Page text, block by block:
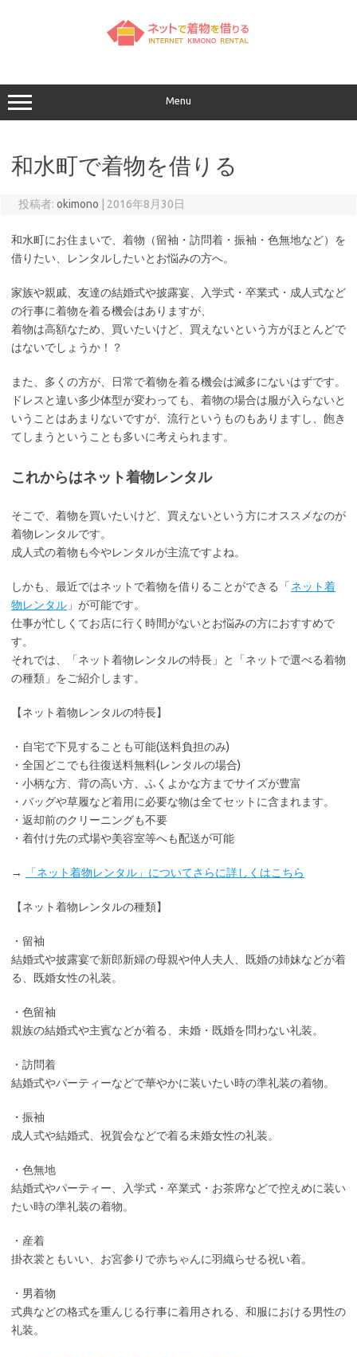
キ
ッ
プ
Menu
和水町で着物を借りる
投稿者: okimono 2016年8月30日
和水町にお住まいで、着物（留袖・訪問着・振袖・色無地など）を
借りたい、レンタルしたいとお悩みの方へ。
家族や親戚、友達の結婚式や披露宴、入学式・卒業式・成人式など
の行事に着物を着る機会はありますが、
着物は高額なため、買いたいけど、買えないという方がほとんどで
はないでしょうか！？
また、多くの方が、日常で着物を着る機会は滅多にないはずです。
ドレスと違い多少体型が変わっても、着物の場合は服が入らないと
いうことはあまりないですが、流行というものもありますし、飽き
てしまうということも多いに考えられます。
これからはネット着物レンタル
そこで、着物を買いたいけど、買えないという方にオススメなのが
着物レンタルです。
成人式の着物も今やレンタルが主流ですよね。
しかも、最近ではネットで着物を借りることができる「 ネット着
物レンタル 」が可能です。
仕事が忙しくてお店に行く時間がないとお悩みの方におすすめで
す。
それでは、「ネット着物レンタルの特長」と「ネットで選べる着物
の種類」をご紹介します。
【ネット着物レンタルの特長】
・ 自宅で下見することも可能(送料負担のみ)
・全国どこでも往復送料無料(レンタルの場合)
・小柄な方、背の高い方、ふくよかな方までサイズが豊富
・バッグや草履など着用に必要な物は全てセット に含まれます。
・返却前のクリーニングも不要
・着付け先の式場や美容室等へも配送が可能
→ 「ネット着物レンタル」についてさらに詳しくはこちら
【ネット着物レンタルの種類】
・留袖
結婚式や披露宴で新郎新婦の母親や仲人夫人、既婚の姉妹などが着
る、既婚女性の礼装。
・色留袖
親族の結婚式や主賓などが着る、未婚・既婚を問わない礼装。
・訪問着
結婚式やパーティーなどで華やかに装いたい時の準礼装の着物。
・振袖
成人式や結婚式、祝賀会などで着る未婚女性の礼装。
・色無地
結婚式やパーティー、入学式・卒業式・お茶席などで控えめに装い
たい時の準礼装の着物。
・産着
掛衣裳ともいい、お宮参りで赤ちゃんに羽織らせる祝い着。
・男着物
式典などの格式を重んじる行事に着用される、和服における男性の
礼装。